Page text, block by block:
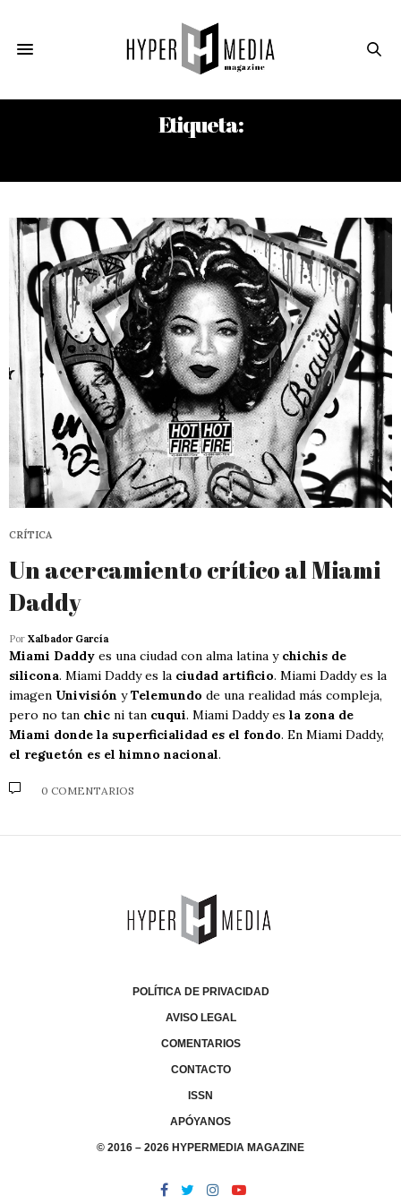
Etiqueta:
CRÍTICA
Un acercamiento crítico al Miami
Daddy
Por Xalbador García
Miami Daddy es una ciudad con alma latina y chichis de
silicona. Miami Daddy es la ciudad artificio. Miami Daddy es la
imagen Univisión yTelemundo de una realidad más compleja,
pero no tan chic ni tan cuqui. Miami Daddy es la zona de
Miami donde la superficialidad es el fondo. En Miami Daddy,
el reguetón es el himno nacional.
0 COMENTARIOS
POLÍTICA DE PRIVACIDAD
AVISO LEGAL
COMENTARIOS
CONTACTO
ISSN
APÓYANOS
© 2016 – 2026 HYPERMEDIA MAGAZINE